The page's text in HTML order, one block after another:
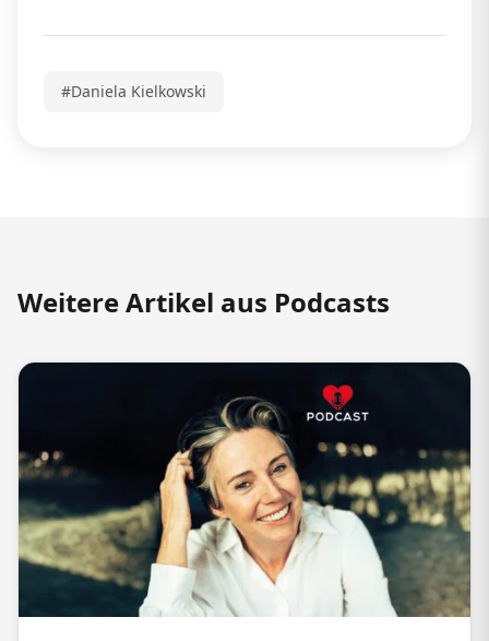
#Daniela Kielkowski
Weitere Artikel aus Podcasts